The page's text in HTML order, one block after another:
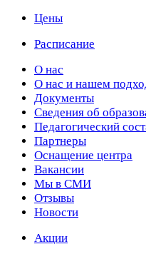
Цены
Расписание
О нас
О нас и нашем
Документы
Сведения об
Педагогический
Партнеры
Оснащение центра
Вакансии
Мы в СМИ
Отзывы
Новости
Акции